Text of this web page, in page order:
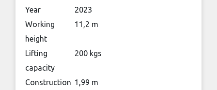
Year
2023
Working
height
11,2 m
Lifting
capacity
200 kgs
Construction 1,99 m